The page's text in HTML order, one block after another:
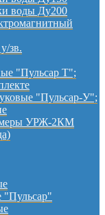
воды Ду200
зв.
"Пульсар Т";
"Пульсар-У";
УРЖ-2КМ
"Пульсар"